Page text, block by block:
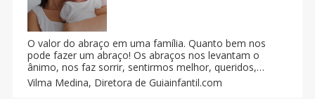
O valor do abraço em uma família. Quanto bem nos
pode fazer um abraço! Os abraços nos levantam o
ânimo, nos faz sorrir, sentirmos melhor, queridos,
compreendidos, apoiados... Se, além disso, é o nosso
bebê que nos abraça pela primeira vez, a sensação é de
Vilma Medina, Diretora de Guiainfantil.com